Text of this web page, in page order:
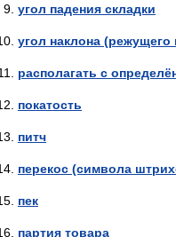
угол падения складки
угол наклона (режущего
располагать с
покатость
питч
перекос (символа
пек
партия товара